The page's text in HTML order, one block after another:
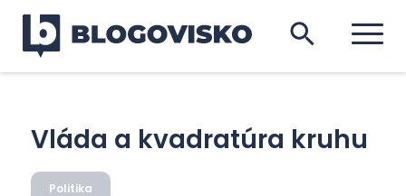
Vláda a kvadratúra kruhu
Politika